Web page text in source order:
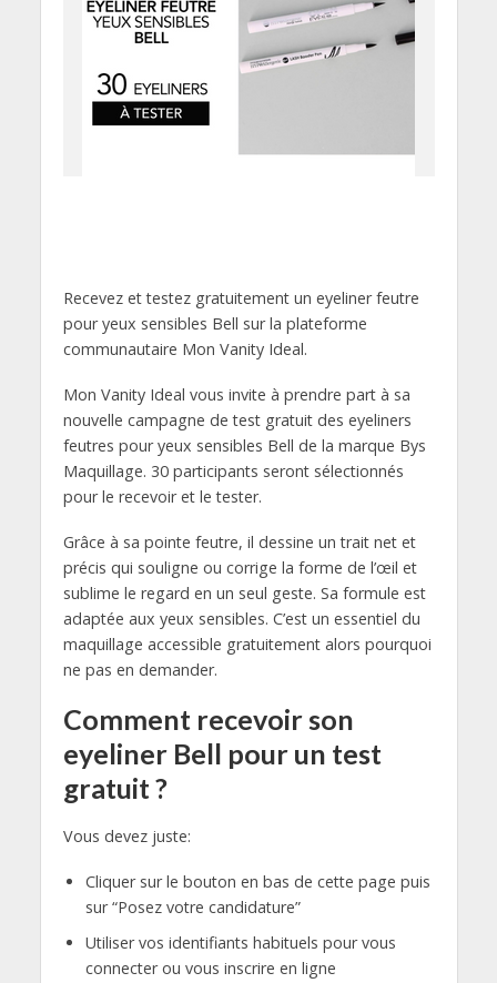
Recevez et testez gratuitement un eyeliner feutre
pour yeux sensibles Bell sur la plateforme
communautaire Mon Vanity Ideal.
Mon Vanity Ideal vous invite à prendre part à sa
nouvelle campagne de test gratuit des eyeliners
feutres pour yeux sensibles Bell de la marque Bys
Maquillage. 30 participants seront sélectionnés
pour le recevoir et le tester.
Grâce à sa pointe feutre, il dessine un trait net et
précis qui souligne ou corrige la forme de l’œil et
sublime le regard en un seul geste. Sa formule est
adaptée aux yeux sensibles. C’est un essentiel du
maquillage accessible gratuitement alors pourquoi
ne pas en demander.
Comment recevoir son
eyeliner Bell pour un test
gratuit ?
Vous devez juste:
Cliquer sur le bouton en bas de cette page puis
sur “Posez votre candidature”
Utiliser vos identifiants habituels pour vous
connecter ou vous inscrire en ligne